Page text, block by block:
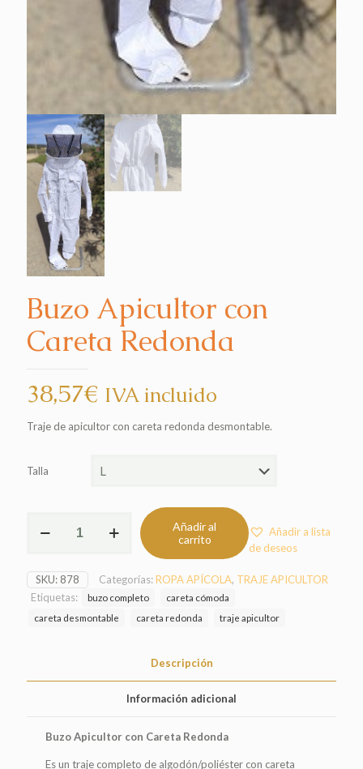
Buzo Apicultor con
Careta Redonda
38,57€ IVA incluido
Traje de apicultor con careta redonda desmontable.
Talla
Apicultor
Redonda
cantidad
Añadir al
carrito
Añadir a lista
de deseos
SKU: 878 Categorías:ROPA APÍCOLA, TRAJE APICULTOR
Etiquetas:
buzo completo
careta cómoda
careta desmontable
careta redonda traje apicultor
Descripción
Información adicional
Buzo Apicultor con Careta Redonda
Es un traje completo de algodón/poliéster con careta